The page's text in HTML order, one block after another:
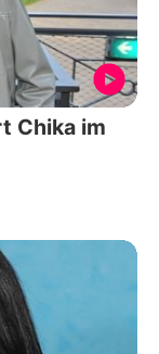
Chika im